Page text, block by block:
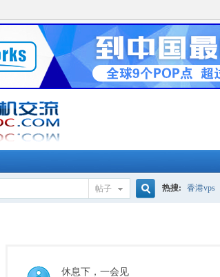
帖子 热搜: 香港vps
休息下，一会见